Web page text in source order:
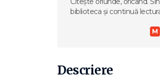
biblioteca și continuă
M
Descriere